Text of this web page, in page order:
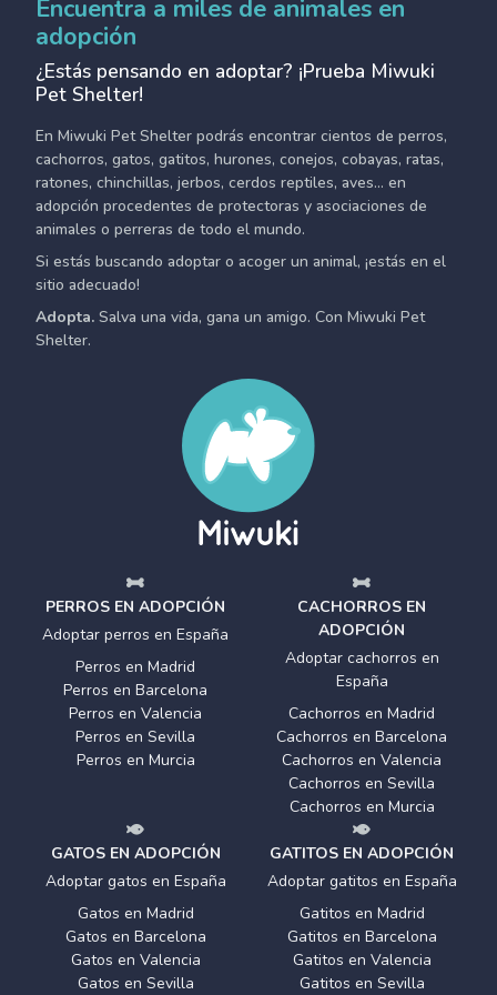
Encuentra a miles de animales en
adopción
¿Estás pensando en adoptar? ¡Prueba Miwuki
Pet Shelter!
En Miwuki Pet Shelter podrás encontrar cientos de perros,
cachorros, gatos, gatitos, hurones, conejos, cobayas, ratas,
ratones, chinchillas, jerbos, cerdos reptiles, aves... en
adopción procedentes de protectoras y asociaciones de
animales o perreras de todo el mundo.
Si estás buscando adoptar o acoger un animal, ¡estás en el
sitio adecuado!
Adopta. Salva una vida, gana un amigo. Con Miwuki Pet
Shelter.
PERROS EN ADOPCIÓN
Adoptar perros en España
Perros en Madrid
Perros en Barcelona
Perros en Valencia
Perros en Sevilla
Perros en Murcia
CACHORROS EN
ADOPCIÓN
Adoptar cachorros en
España
Cachorros en Madrid
Cachorros en Barcelona
Cachorros en Valencia
Cachorros en Sevilla
Cachorros en Murcia
GATOS EN ADOPCIÓN
Adoptar gatos en España
Gatos en Madrid
Gatos en Barcelona
Gatos en Valencia
Gatos en Sevilla
GATITOS EN ADOPCIÓN
Adoptar gatitos en España
Gatitos en Madrid
Gatitos en Barcelona
Gatitos en Valencia
Gatitos en Sevilla